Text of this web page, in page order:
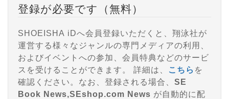
登録が必要です（無料）
SHOEISHA iDへ会員登録いただくと、翔泳社が
運営する様々なジャンルの専門メディアの利用、
およびイベントへの参加、会員特典などのサービ
スを受けることができます。 詳細は、
こちら を
確認ください。なお、登録される場合、 SE
Book News,SEshop.com News が自動的に配